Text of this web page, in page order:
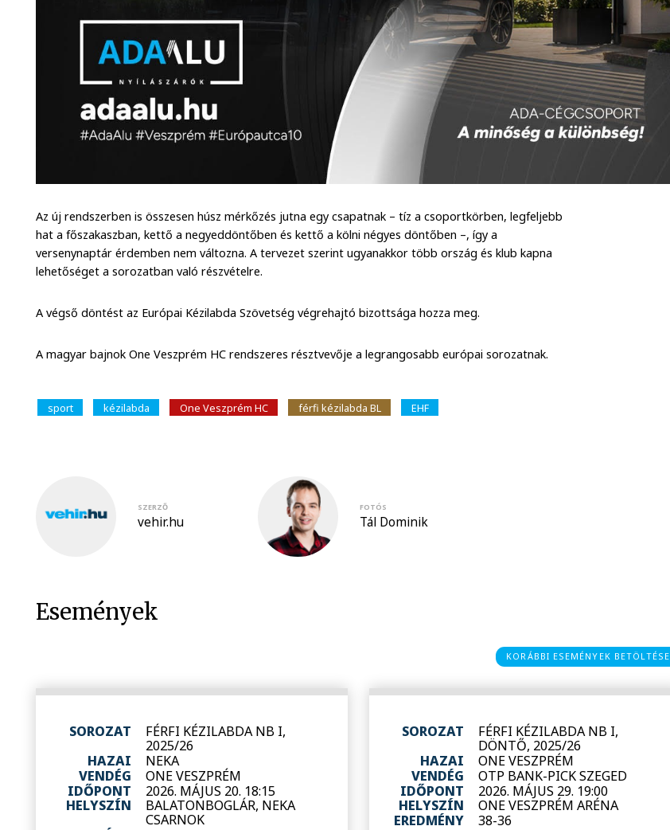
Az új rendszerben is összesen húsz mérkőzés jutna egy csapatnak – tíz a csoportkörben, legfeljebb
hat a főszakaszban, kettő a negyeddöntőben és kettő a kölni négyes döntőben –, így a
versenynaptár érdemben nem változna. A tervezet szerint ugyanakkor több ország és klub kapna
lehetőséget a sorozatban való részvételre.
A végső döntést az Európai Kézilabda Szövetség végrehajtó bizottsága hozza meg.
A magyar bajnok One Veszprém HC rendszeres résztvevője a legrangosabb európai sorozatnak.
sport kézilabda One Veszprém HC férfi kézilabda BL EHF
SZERZŐ
vehir.hu
FOTÓS
Tál Dominik
Események
KORÁBBI ESEMÉNYEK BETÖLTÉSE
SOROZAT
FÉRFI KÉZILABDA NB I,
2025/26
HAZAI
NEKA
VENDÉG
ONE VESZPRÉM
IDŐPONT
2026. MÁJUS 20. 18:15
HELYSZÍN
BALATONBOGLÁR, NEKA
CSARNOK
SOROZAT
FÉRFI KÉZILABDA NB I,
DÖNTŐ, 2025/26
HAZAI
ONE VESZPRÉM
VENDÉG
OTP BANK-PICK SZEGED
IDŐPONT
2026. MÁJUS 29. 19:00
HELYSZÍN
ONE VESZPRÉM ARÉNA
EREDMÉNY
38-36